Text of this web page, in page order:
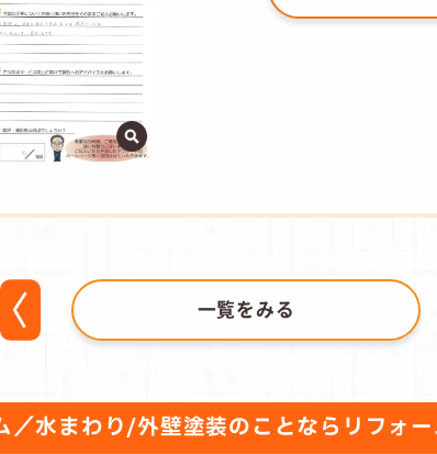
一覧をみる
／水まわり/外壁塗装のことならリフォー